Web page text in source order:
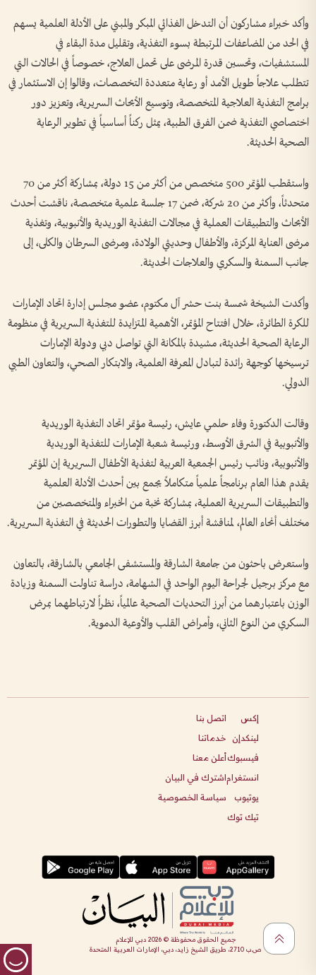
وأكد خبراء مشاركون أن التدخل الغذائي المبكر والمبني على الأدلة العلمية يسهم
في الحد من المضاعفات المرتبطة بسوء التغذية، وتقليل مدة البقاء في
المستشفيات، وتحسين قدرة المرضى على تحمل العلاج، خصوصاً في الحالات التي
تتطلب علاجاً طويل الأمد أو رعاية متعددة التخصصات، وقالوا إن الاستثمار في
برامج التغذية العلاجية المتخصصة، وتوسيع الأبحاث السريرية، وتعزيز دور
اختصاصي التغذية ضمن الفرق الطبية، يمثل ركناً أساسياً في تطوير الرعاية
الصحية الحديثة.
واستقطب المؤتمر 500 متخصص من أكثر من 15 دولة، بمشاركة أكثر من 70
متحدثاً، وأكثر من 20 شركة، ضمن 17 جلسة علمية متخصصة، ناقشت أحدث
الأبحاث والتطبيقات العملية في مجالات التغذية الوريدية والأنبوبية، وتغذية
مرضى العناية المركزة، والأطفال وحديثي الولادة، ومرضى السرطان والكلى، إلى
جانب السمنة والسكري والعلاجات الحديثة.
وأكدت الشيخة شمسة بنت حشر آل مكتوم، عضو مجلس إدارة اتحاد الإمارات
للكرة الطائرة، خلال افتتاح المؤتمر، الأهمية المتزايدة للتغذية السريرية في منظومة
الرعاية الصحية الحديثة، مشيدة بالمكانة التي تواصل دبي ودولة الإمارات
ترسيخها كوجهة رائدة لتبادل المعرفة العلمية، والابتكار الصحي، والتعاون الطبي
الدولي.
وقالت الدكتورة وفاء حلمي عايش، رئيسة مؤتمر اتحاد التغذية الوريدية
والأنبوبية في الشرق الأوسط، ورئيسة شعبة الإمارات للتغذية الوريدية
والأنبوبية، ونائب رئيس الجمعية العربية لتغذية الأطفال السريرية إن المؤتمر
يقدم هذا العام برنامجاً علمياً متكاملاً يجمع بين أحدث الأدلة العلمية
والتطبيقات السريرية العملية، بمشاركة نخبة من الخبراء والمتخصصين من
مختلف أنحاء العالم، لمناقشة أبرز القضايا والتطورات الحديثة في التغذية السريرية.
واستعرض باحثون من جامعة الشارقة والمستشفى الجامعي بالشارقة، بالتعاون
مع مركز برجيل لجراحة اليوم الواحد في الشهامة، دراسة تناولت السمنة وزيادة
الوزن باعتبارهما من أبرز التحديات الصحية عالمياً، نظراً لارتباطهما بمرض
السكري من النوع الثاني، وأمراض القلب والأوعية الدموية.
إكس
لينكدإن
فيسبوك
انستغرام
يوتيوب
تيك توك
اتصل بنا
خدماتنا
أعلن معنا
اشترك في البيان
سياسة الخصوصية
جميع الحقوق محفوظة ©2026 دبي للإعلام
ص.ب 2710، طريق الشيخ زايد، دبي، الإمارات العربية المتحدة